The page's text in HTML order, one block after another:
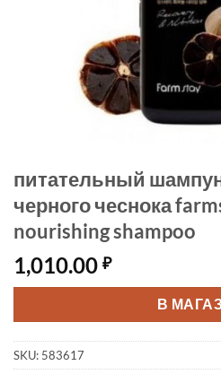
питательный
черного чеснока
nourishing shampoo
1,010.00 ₽
В
SKU: 583617